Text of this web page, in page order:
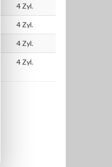
4 Zyl.
4 Zyl.
4 Zyl.
4 Zyl.